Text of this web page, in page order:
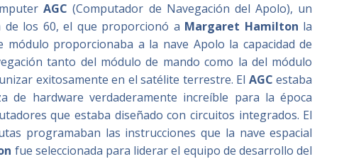
AGC (Computador de Navegación del Apolo), un
de los 60, el que proporcionó a Margaret Hamilton la
proporcionaba a la nave Apolo la capacidad de
tanto del módulo de mando como la del módulo
exitosamente en el satélite terrestre.​ El AGC estaba
de hardware verdaderamente increíble para la época
que estaba diseñado con circuitos integrados. El
programaban las instrucciones que la nave espacial
fue seleccionada para liderar el equipo de desarrollo del